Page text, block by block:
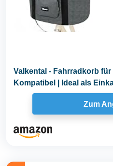
Valkental - Fahrradkorb
Kompatibel | Ideal als
Sicher...
Zum